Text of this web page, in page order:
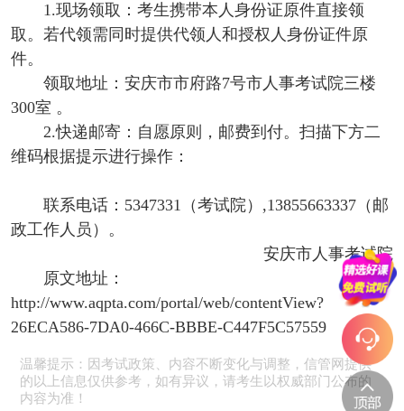
1.现场领取：考生携带本人身份证原件直接领
取。若代领需同时提供代领人和授权人身份证件原
件。
领取地址：安庆市市府路7号市人事考试院三楼
300室 。
2.快递邮寄：自愿原则，邮费到付。扫描下方二
维码根据提示进行操作：
联系电话：5347331（考试院）,13855663337（邮
政工作人员）。
安庆市人事考试院
原文地址：
http://www.aqpta.com/portal/web/contentView?
26ECA586-7DA0-466C-BBBE-C447F5C57559
温馨提示：因考试政策、内容不断变化与调整，信管网提供
的以上信息仅供参考，如有异议，请考生以权威部门公布的
内容为准！